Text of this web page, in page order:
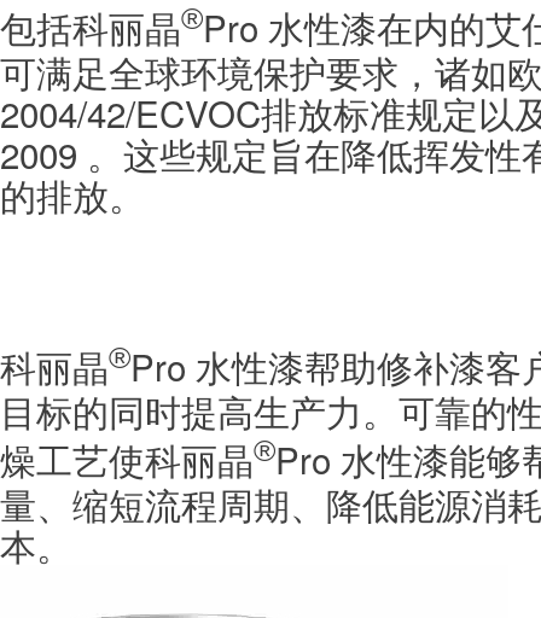
包括科丽晶®Pro 水性漆在内的艾
可满足全球环境保护要求，诸如
2004/42/ECVOC排放标准规定以
2009 。这些规定旨在降低挥发性
的排放。
科丽晶®Pro 水性漆帮助修补漆客
目标的同时提高生产力。可靠的
燥工艺使科丽晶®Pro 水性漆能够
量、缩短流程周期、降低能源消
本。